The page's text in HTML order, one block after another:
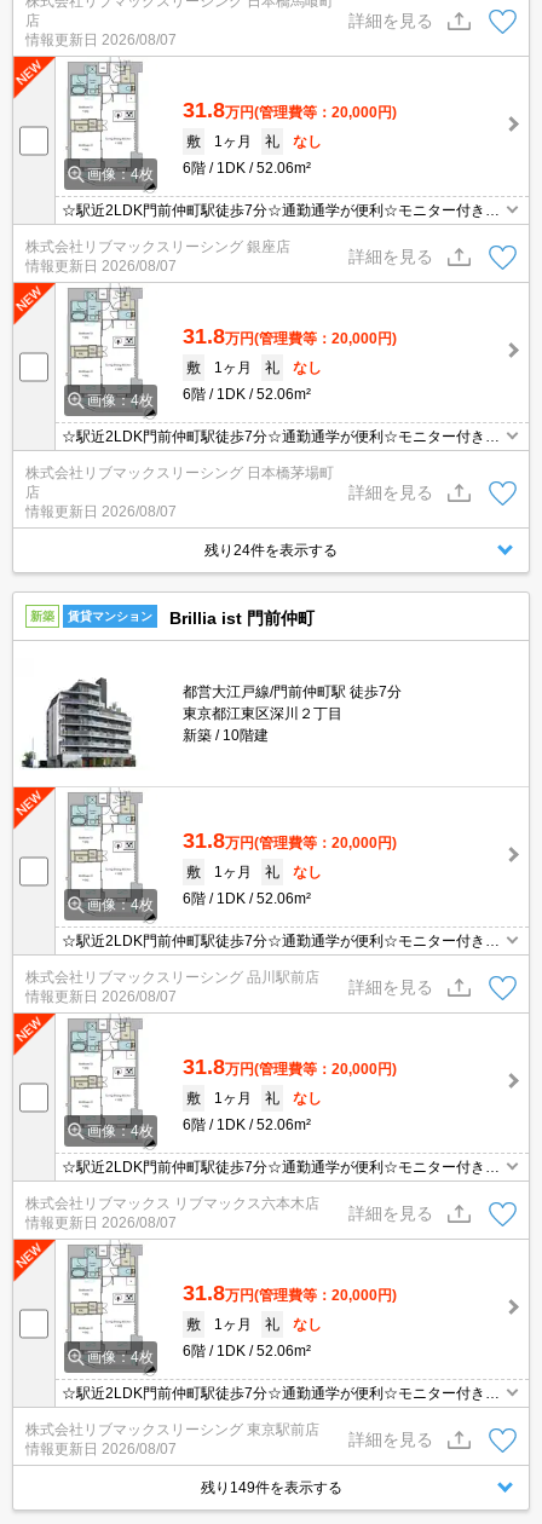
店
情報更新日 2026/08/07
詳細を見る
画像：4枚
31.8万円(管理費等：20,000円)
敷
1ヶ月 礼
なし
6階
1DK 52.06m²
☆駅近2LDK門前仲町駅徒歩7分☆通勤通学が便利☆モニター付きイ
ンターホン・オートロックで設備充実☆
株式会社リブマックスリーシング 銀座店
情報更新日 2026/08/07
詳細を見る
画像：4枚
31.8万円(管理費等：20,000円)
敷
1ヶ月 礼
なし
6階
1DK 52.06m²
☆駅近2LDK門前仲町駅徒歩7分☆通勤通学が便利☆モニター付きイ
ンターホン・オートロックで設備充実☆
株式会社リブマックスリーシング 日本橋茅場町
店
情報更新日 2026/08/07
詳細を見る
残り24件を表示する
新築 賃貸マンション Brillia ist 門前仲町
都営大江戸線/門前仲町駅 徒歩7分
東京都江東区深川２丁目
新築
10階建
画像：4枚
31.8万円(管理費等：20,000円)
敷
1ヶ月 礼
なし
6階
1DK 52.06m²
☆駅近2LDK門前仲町駅徒歩7分☆通勤通学が便利☆モニター付きイ
ンターホン・オートロックで設備充実☆
株式会社リブマックスリーシング 品川駅前店
情報更新日 2026/08/07
詳細を見る
画像：4枚
31.8万円(管理費等：20,000円)
敷
1ヶ月 礼
なし
6階
1DK 52.06m²
☆駅近2LDK門前仲町駅徒歩7分☆通勤通学が便利☆モニター付きイ
ンターホン・オートロックで設備充実☆
株式会社リブマックス リブマックス六本木店
情報更新日 2026/08/07
詳細を見る
画像：4枚
31.8万円(管理費等：20,000円)
敷
1ヶ月 礼
なし
6階
1DK 52.06m²
☆駅近2LDK門前仲町駅徒歩7分☆通勤通学が便利☆モニター付きイ
ンターホン・オートロックで設備充実☆
株式会社リブマックスリーシング 東京駅前店
情報更新日 2026/08/07
詳細を見る
残り149件を表示する